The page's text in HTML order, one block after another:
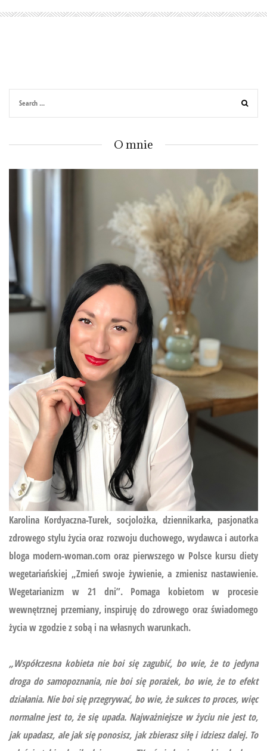
O mnie
Karolina Kordyaczna-Turek, socjolożka, dziennikarka, pasjonatka
zdrowego stylu życia oraz rozwoju duchowego, wydawca i autorka
bloga modern-woman.com oraz pierwszego w Polsce kursu diety
wegetariańskiej „Zmień swoje żywienie, a zmienisz nastawienie.
Wegetarianizm w 21 dni”.Pomaga kobietom w procesie
wewnętrznej przemiany, inspiruję do zdrowego oraz świadomego
życia w zgodzie z sobą i na własnych warunkach.
„Współczesna kobieta nie boi się zagubić, bo wie, że to jedyna
droga do samopoznania, nie boi się porażek, bo wie, że to efekt
działania. Nie boi się przegrywać, bo wie, że sukces to proces, więc
normalne jest to, że się upada. Najważniejsze w życiu nie jest to,
jak upadasz, ale jak się ponosisz, jak zbierasz siłę i idziesz dalej. To